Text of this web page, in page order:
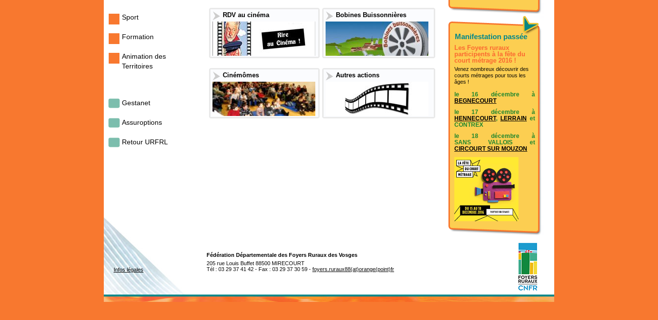
Sport
Formation
Animation des
Territoires
Gestanet
Assuroptions
Retour URFRL
RDV au cinéma Bobines Buissonnières
Cinémômes Autres actions
Manifestation passée
Les Foyers ruraux
participents à la fête du
court métrage 2016 !
Venez nombreux découvrir des
courts métrages pour tous les
âges !
le 16 décembre à
BEGNECOURT
le 17 décembre à
HENNECOURT, LERRAIN et
CONTREX
le 18 décembre à
SANS VALLOIS et
CIRCOURT SUR MOUZON
Infos légales
Fédération Départementale des Foyers Ruraux des Vosges
205 rue Louis Buffet 88500 MIRECOURT
Tél : 03 29 37 41 42 - Fax : 03 29 37 30 59 - foyers.ruraux88(at)orange(point)fr